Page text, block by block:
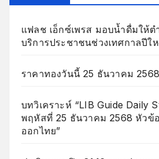
แฟลช เอ็กซ์เพรส มอบน้ำดื่มให้ต
บริการประชาชนช่วงเทศกาลปีใ
ราคาทองวันนี้ 25 ธันวาคม
บทวิเคราะห์ “LIB Guide Daily
พฤหัสที่ 25 ธันวาคม 2568 หัวข้
ออกไทย”